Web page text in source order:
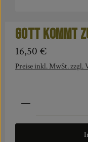
Gott kommt
Regulärer Preis:
16,50 €
Preise inkl. MwSt. zzgl.
Produkt Anzahl: